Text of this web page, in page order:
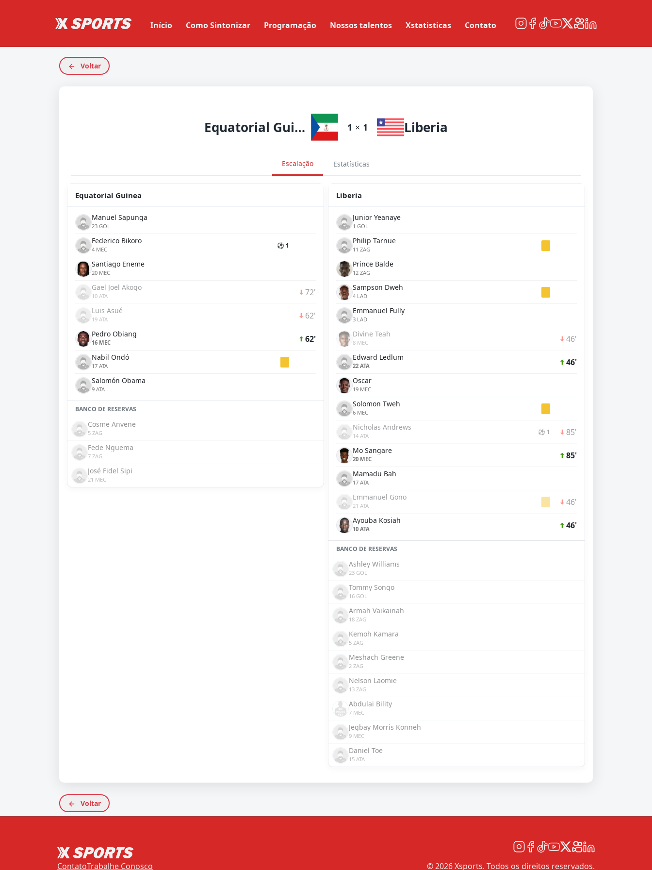
Início Como Sintonizar Programação Nossos talentos Xstatisticas Contato
Voltar
Equatorial Guinea 1 × 1 Liberia
Escalação Estatísticas
Equatorial Guinea
Manuel Sapunga
23 GOL
Federico Bikoro
4 MEC ⚽ 1
Santiago Eneme
20 MEC
Gael Joel Akogo
10 ATA 72'
Luis Asué
19 ATA 62'
Pedro Obiang
16 MEC 62'
Nabil Ondó
17 ATA
Salomón Obama
9 ATA
BANCO DE RESERVAS
Cosme Anvene
5 ZAG
Fede Nguema
7 ZAG
José Fidel Sipi
21 MEC
Liberia
Junior Yeanaye
1 GOL
Philip Tarnue
11 ZAG
Prince Balde
12 ZAG
Sampson Dweh
4 LAD
Emmanuel Fully
3 LAD
Divine Teah
8 MEC 46'
Edward Ledlum
22 ATA 46'
Oscar
19 MEC
Solomon Tweh
6 MEC
Nicholas Andrews
14 ATA ⚽ 1 85'
Mo Sangare
20 MEC 85'
Mamadu Bah
17 ATA
Emmanuel Gono
21 ATA 46'
Ayouba Kosiah
10 ATA 46'
BANCO DE RESERVAS
Ashley Williams
23 GOL
Tommy Songo
16 GOL
Armah Vaikainah
18 ZAG
Kemoh Kamara
5 ZAG
Meshach Greene
2 ZAG
Nelson Laomie
13 ZAG
Abdulai Bility
7 MEC
Jegbay Morris Konneh
9 MEC
Daniel Toe
15 ATA
Voltar
ContatoTrabalhe Conosco © 2026 Xsports. Todos os direitos reservados.